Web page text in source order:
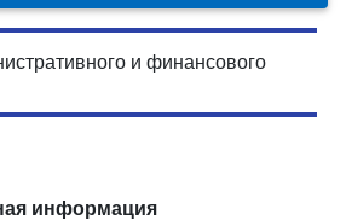
и финансового
информация